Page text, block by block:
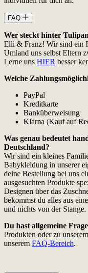
FAQ
Wer steckt hinter
Elli & Franz! Wir sind ein
Umland uns selbst Eltern
Lerne uns HIER besser
Welche
PayPal
Kreditkarte
Banküberweisung
Klarna (Kauf auf
Was genau bedeutet
Deutschland?
Wir sind ein kleines
Babykleidung in unserer
deine Bestellung bei uns
ausgesuchten Produkte
Designen über das
bekommst du alles aus
und nichts von der Stange.
Du hast allgemeine
Produkten oder zu
unserem FAQ-Bereich.